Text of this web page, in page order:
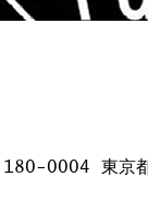
0004 東京都